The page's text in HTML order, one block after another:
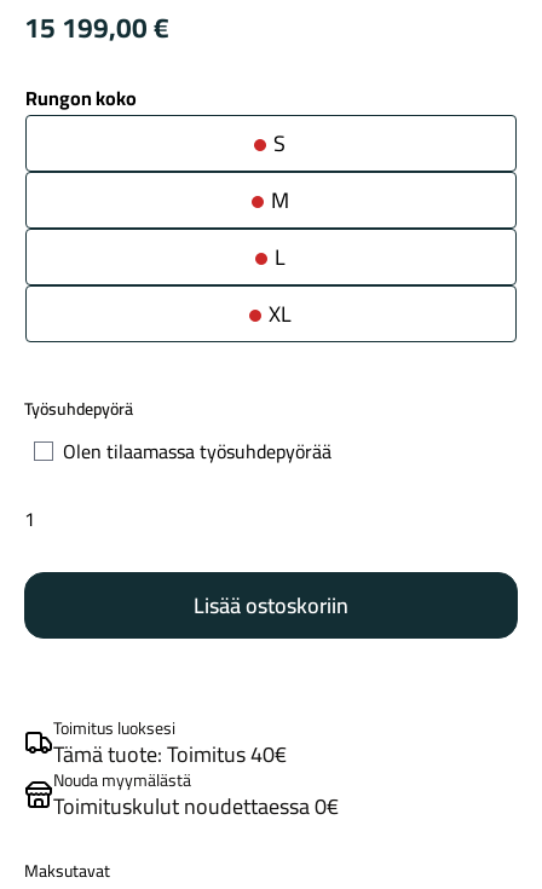
Gravel-pyörät
Maastosähköpyörät
Kaupunkisähköpyörät
Tarvikkeet
15 199,00€
Rungon koko
S
M
L
XL
Työsuhdepyörä
Olen tilaamassa työsuhdepyörää
Specialized
Works
9
obsidian
multi
color
dry
määrä
Lisää ostoskoriin
Toimitus luoksesi
Tämä tuote: Toimitus 40€
Nouda myymälästä
Toimituskulut noudettaessa 0€
Maksutavat